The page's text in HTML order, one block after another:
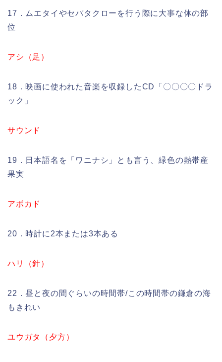
17．ムエタイやセパタクローを行う際に大事な体の部
位
アシ（足）
18．映画に使われた音楽を収録したCD「〇〇〇〇ドラ
ック」
サウンド
19．日本語名を「ワニナシ」とも言う、緑色の熱帯産
果実
アボカド
20．時計に2本または3本ある
ハリ（針）
22．昼と夜の間ぐらいの時間帯/この時間帯の鎌倉の海
もきれい
ユウガタ（夕方）